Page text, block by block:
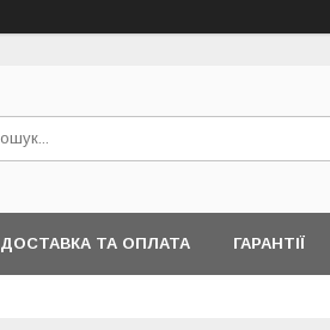
ДОСТАВКА ТА ОПЛАТА ГАРАНТІЇ